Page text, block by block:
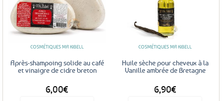
Ajouter
favoris
COSMÉTIQUES MA KIBELL
Après-shampoing solide au café
et vinaigre de cidre breton
6,00€
COSMÉTIQUES MA KIBELL
Huile sèche pour cheveux à la
Vanille ambrée de Bretagne
6,90€